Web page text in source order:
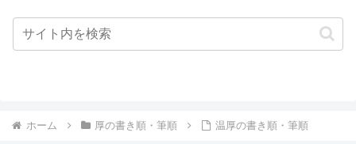
ホーム 厚の書き順・筆順 温厚の書き順・筆順